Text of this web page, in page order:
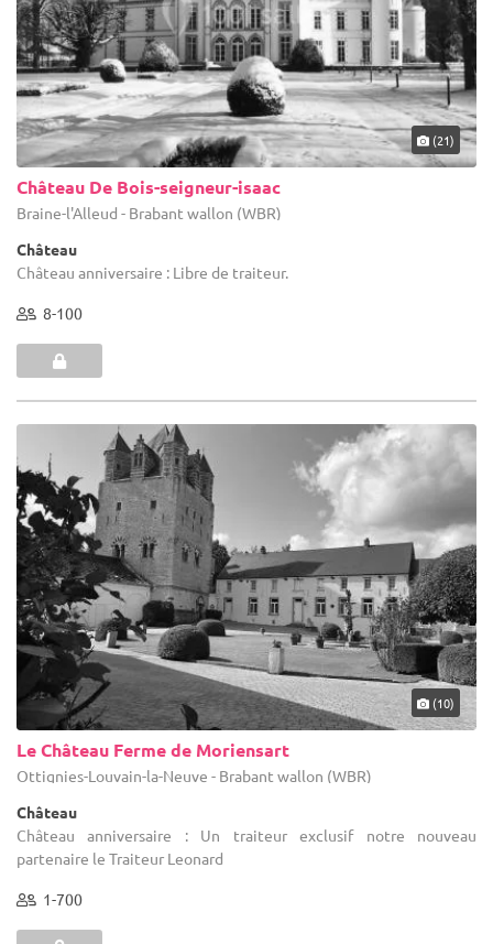
(21)
Château De Bois-seigneur-isaac
Braine-l'Alleud - Brabant wallon (WBR)
Château
Château anniversaire : Libre de traiteur.
8-100
(10)
Le Château Ferme de Moriensart
Ottignies-Louvain-la-Neuve - Brabant wallon (WBR)
Château
Château anniversaire : Un traiteur exclusif notre nouveau
partenaire le Traiteur Leonard
1-700